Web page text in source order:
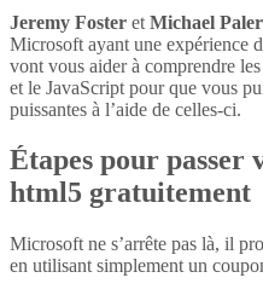
Jeremy Foster et Michael
Microsoft ayant une expérience
vont vous aider à comprendre
et le JavaScript pour que vous
puissantes à l’aide de celles-ci.
Étapes pour
html5 gratuitement
Microsoft ne s’arrête pas là, il
en utilisant simplement un